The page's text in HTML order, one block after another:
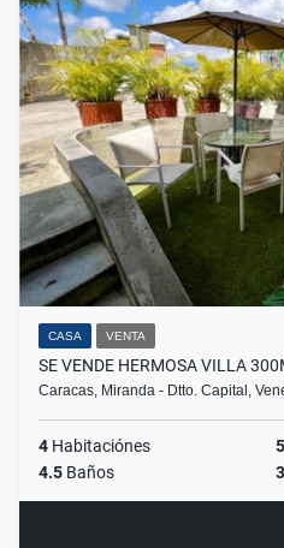
CASA VENTA
SE VENDE HERMOSA VILLA
Caracas, Miranda - Dtto. Capital,
4 Habitaciónes 5
4.5 Baños